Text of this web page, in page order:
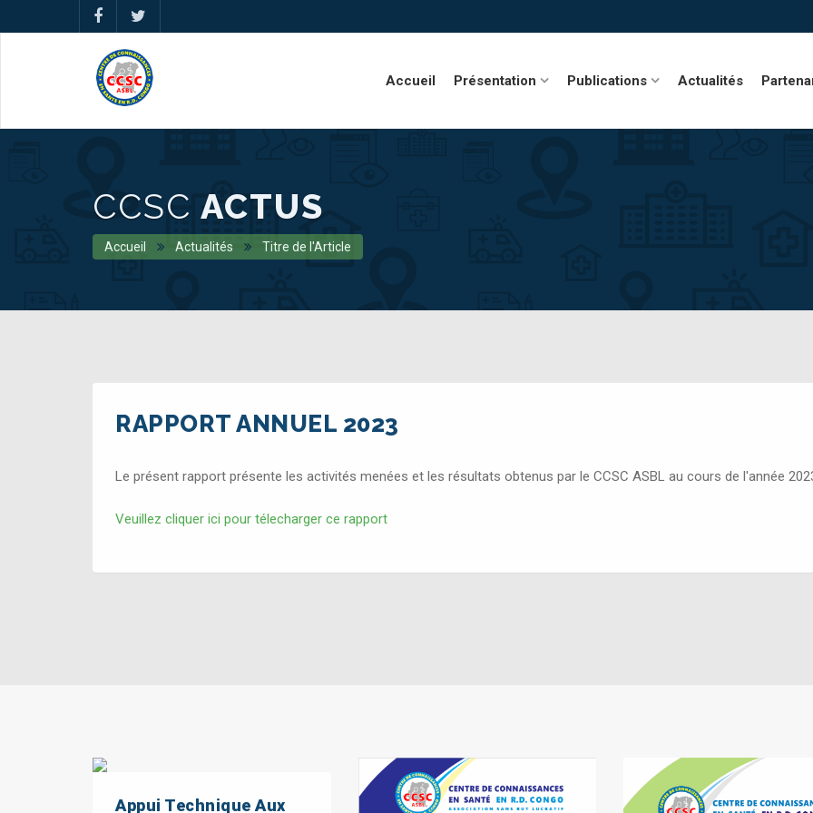
Accueil Présentation Publications Actualités
CCSC ACTUS
Accueil Actualités Titre de l'Article
RAPPORT ANNUEL 2023
Le présent rapport présente les activités menées et les résultats obtenus par le CCSC ASBL au cours de l'année
Veuillez cliquer ici pour télecharger ce rapport
Appui Technique Aux